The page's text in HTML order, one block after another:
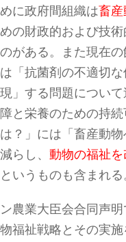
に政府間組織は畜産
の財政的および技
がある。また現在
「抗菌剤の不適切
」する問題について
障と栄養のための持
？」には「畜産動
らし、 動物の福祉
いうものも含まれる
農業大臣会合同声明
福祉戦略とその実